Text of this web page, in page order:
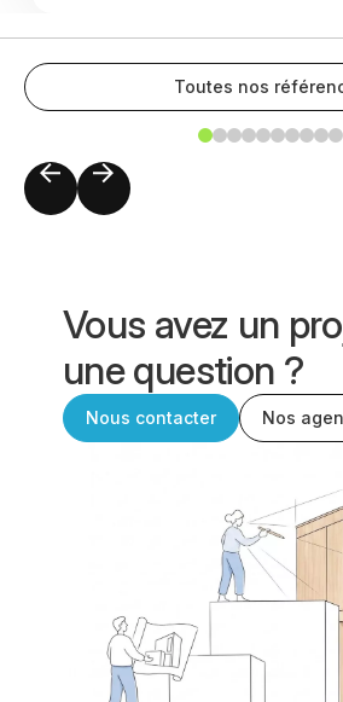
Toutes nos
Vous avez un
une question ?
Nous contacter Nos